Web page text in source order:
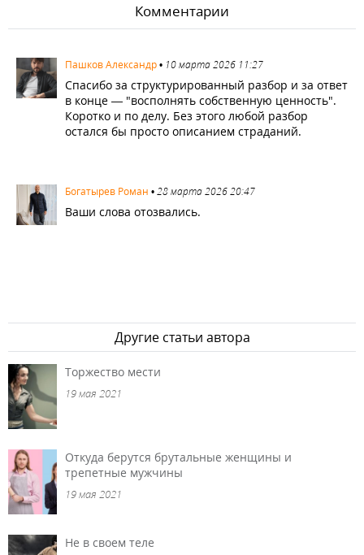
Комментарии
1984 Пашков Александр• 10 марта 2026 11:27
Спасибо за структурированный разбор и за ответ
в конце — "восполнять собственную ценность".
Коротко и по делу. Без этого любой разбор
остался бы просто описанием страданий.
2545 Богатырев Роман •28 марта 2026 20:47
Ваши слова отозвались.
Другие статьи автора
Торжество мести
19 мая 2021
Откуда берутся брутальные женщины и
трепетные мужчины
19 мая 2021
Не в своем теле